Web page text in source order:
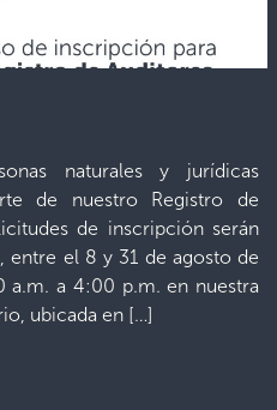
naturales y jurídicas
de nuestro Registro de
de inscripción serán
entre el 8 y 31 de agosto de
a 4:00 p.m. en nuestra
ubicada en […]